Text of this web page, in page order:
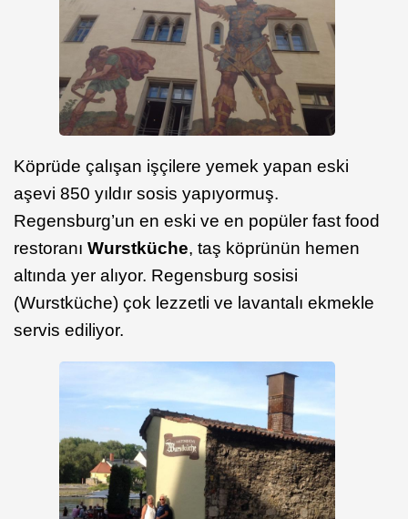
Köprüde çalışan işçilere yemek yapan eski
aşevi 850 yıldır sosis yapıyormuş.
Regensburg’un en eski ve en popüler fast food
restoranı Wurstküche, taş köprünün hemen
altında yer alıyor. Regensburg sosisi
(Wurstküche) çok lezzetli ve lavantalı ekmekle
servis ediliyor.